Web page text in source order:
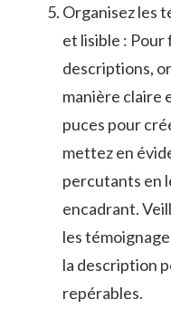
Organisez les
et lisible : Pour
descriptions,
manière claire
puces pour⁤
mettez en⁣
percutants⁣ en⁤
encadrant.‌
les
la description‍
repérables.